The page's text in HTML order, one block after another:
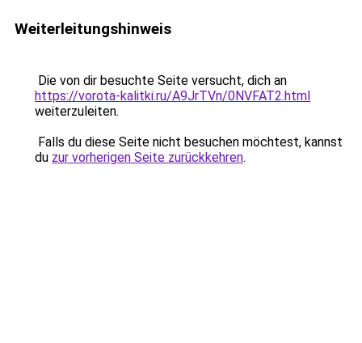
Weiterleitungshinweis
Die von dir besuchte Seite versucht, dich an
https://vorota-kalitki.ru/A9JrTVn/0NVFAT2.html
weiterzuleiten.
Falls du diese Seite nicht besuchen möchtest, kannst
du zur vorherigen Seite zurückkehren.